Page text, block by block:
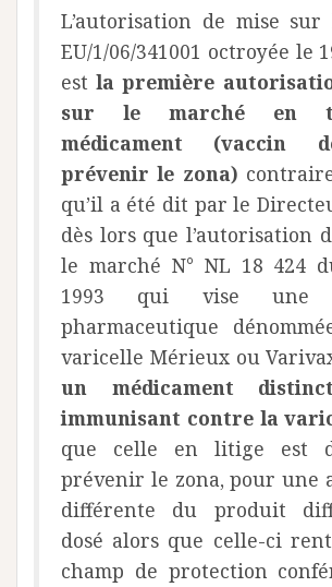
L’autorisation de mise
EU/1/06/341001 octroyée le
est la première
sur le marché en
médicament (vaccin
prévenir le zona)
qu’il a été dit par le
dès lors que l’autorisation
le marché N° NL 18 424
1993 qui vise une
pharmaceutique
varicelle Mérieux ou
un médicament
immunisant contre la
que celle en litige est
prévenir le zona, pour une
différente du produit
dosé alors que celle-ci
champ de protection